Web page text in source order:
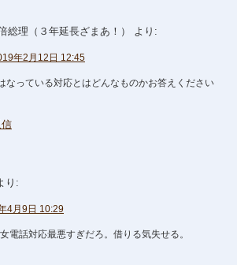
総理（３年延長ざまあ！） より:
年2月12日 12:45
なっている対応とはどんなものかお答えください
り:
4月9日 10:29
電話対応最悪すぎだろ。借りる気失せる。